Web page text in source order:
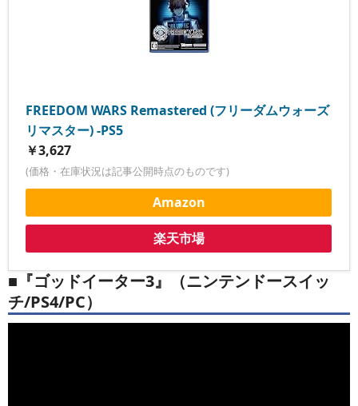
FREEDOM WARS Remastered (フリーダムウォーズ
リマスター) -PS5
￥3,627
(価格・在庫状況は記事公開時点のものです)
Amazon
楽天市場
■『ゴッドイーター3』（ニンテンドースイッ
チ/PS4/PC）